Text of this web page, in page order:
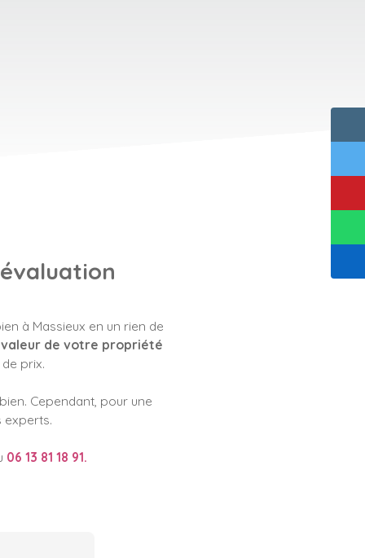
à Massieux en un rien de
de votre propriété
prix.
Cependant, pour une
experts.
06 13 81 18 91.